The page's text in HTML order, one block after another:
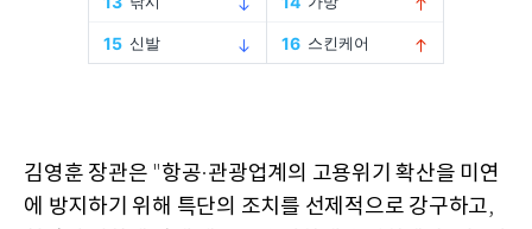
김영훈 장관은 "항공·관광업계의 고용위기 확산을 미연
에 방지하기 위해 특단의 조치를 선제적으로 강구하고,